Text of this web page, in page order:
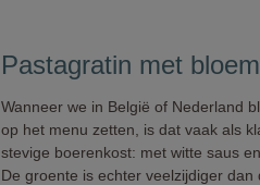
Pastagratin met
Wanneer we in België of Nederland
op het menu zetten, is dat vaak als
stevige boerenkost: met witte saus
De groente is echter veelzijdiger dan